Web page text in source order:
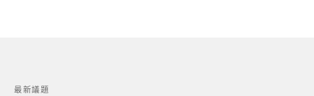
最新議題